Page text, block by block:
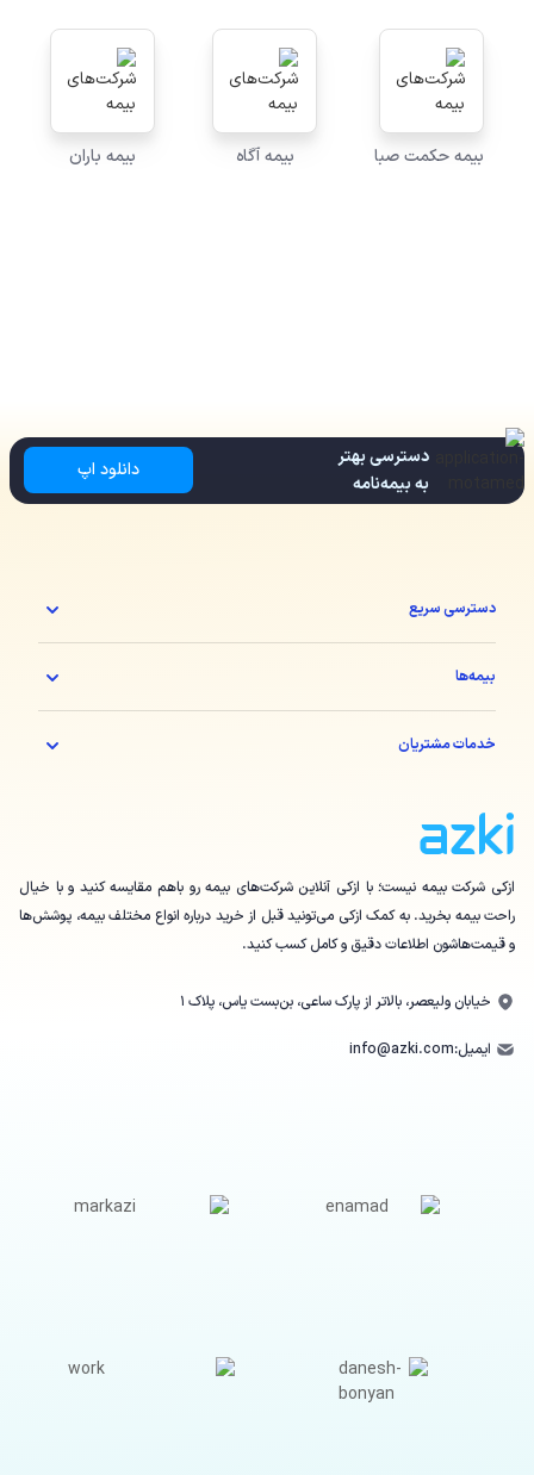
بیمه حکمت صبا بیمه آگاه بیمه باران
دسترسی بهتر
به بیمه‌نامه
دانلود اپ
ازکی شرکت بیمه نیست؛ با ازکی آنلاین شرکت‌های بیمه رو باهم مقایسه کنید و با خیال
راحت بیمه بخرید. به کمک ازکی می‌تونید قبل از خرید درباره انواع مختلف بیمه، پوشش‌ها
و قیمت‌هاشون اطلاعات دقیق و کامل کسب کنید.
خیابان ولیعصر، بالاتر از پارک ساعی، بن‌بست یاس، پلاک ۱
ایمیل:info@azki.com
دسترسی سریع
بیمه‌ها
خدمات مشتریان